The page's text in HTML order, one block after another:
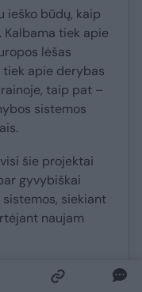
ieško būdų, kaip
tiek apie
lėšas
apie derybas
taip pat –
sistemos
šie projektai
gyvybiškai
siekiant
naujam